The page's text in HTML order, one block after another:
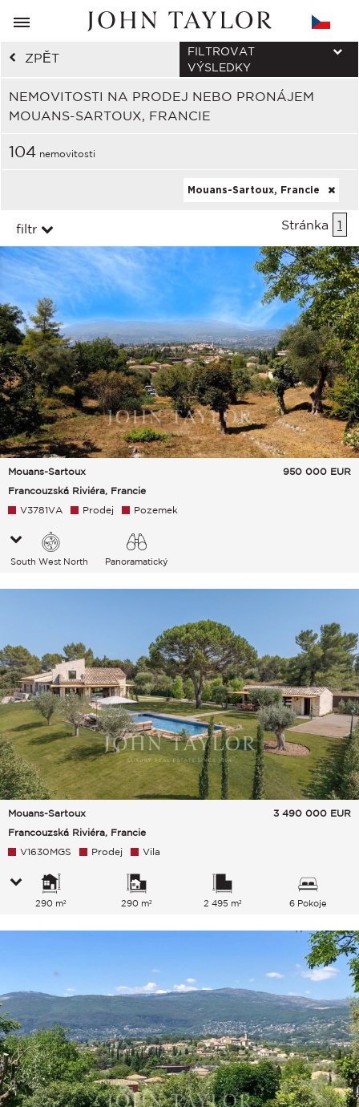
ZPĚT
NEMOVITOSTI NA PRODEJ NEBO PRONÁJEM
MOUANS-SARTOUX, FRANCIE
FILTROVAT
VÝSLEDKY
104 nemovitosti
Mouans-Sartoux, Francie
filtr Stránka 1
Mouans-Sartoux
Francouzská Riviéra, Francie
950 000 EUR
V3781VA Prodej Pozemek
South West North
Panoramatický
Mouans-Sartoux
Francouzská Riviéra, Francie
3 490 000 EUR
V1630MGS Prodej Vila
290 m² 290 m² 2 495 m² 6 Pokoje